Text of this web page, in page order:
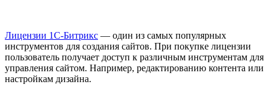
Лицензии 1С-Битрикс — один из самых популярных
инструментов для создания сайтов. При покупке лицензии
пользователь получает доступ к различным инструментам для
управления сайтом. Например, редактированию контента или
настройкам дизайна.